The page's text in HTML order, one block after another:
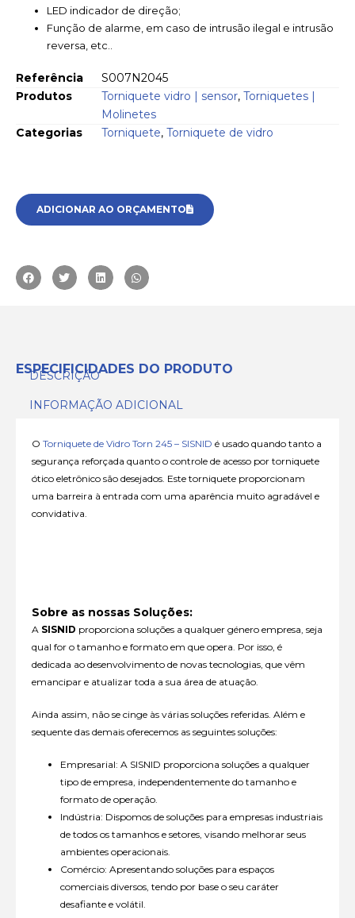
LED indicador de direção;
Função de alarme, em caso de intrusão ilegal e intrusão
reversa, etc..
Referência
S007N2045
Produtos
Torniquete vidro | sensor, Torniquetes |
Molinetes
Categorias
Torniquete, Torniquete de vidro
ADICIONAR AO ORÇAMENTO
ESPECIFICIDADES DO PRODUTO
DESCRIÇÃO
INFORMAÇÃO ADICIONAL
O Torniquete de Vidro Torn 245 – SISNID é usado quando tanto a
segurança reforçada quanto o controle de acesso por torniquete
ótico eletrônico são desejados. Este torniquete proporcionam
uma barreira à entrada com uma aparência muito agradável e
convidativa.
Sobre as nossas Soluções:
A SISNID proporciona soluções a qualquer género empresa, seja
qual for o tamanho e formato em que opera. Por isso, é
dedicada ao desenvolvimento de novas tecnologias, que vêm
emancipar e atualizar toda a sua área de atuação.
Ainda assim, não se cinge às várias soluções referidas. Além e
sequente das demais oferecemos as seguintes soluções:
Empresarial: A SISNID proporciona soluções a qualquer
tipo de empresa, independentemente do tamanho e
formato de operação.
Indústria: Dispomos de soluções para empresas industriais
de todos os tamanhos e setores, visando melhorar seus
ambientes operacionais.
Comércio: Apresentando soluções para espaços
comerciais diversos, tendo por base o seu caráter
desafiante e volátil.